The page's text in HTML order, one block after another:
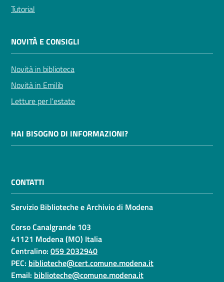
Tutorial
NOVITÀ E CONSIGLI
Novità in biblioteca
Novità in Emilib
Letture per l'estate
HAI BISOGNO DI INFORMAZIONI?
CONTATTI
Servizio Biblioteche e Archivio di Modena
Corso Canalgrande 103
41121 Modena (MO) Italia
Centralino: 059 2032940
PEC: biblioteche@cert.comune.modena.it
Email: biblioteche@comune.modena.it